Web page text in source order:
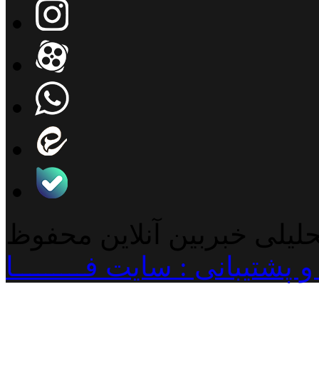
خبربین آنلاین محفوظ
: سایت فـــــــــا